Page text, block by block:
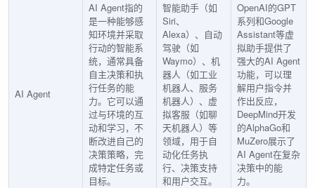
AI Agent
AI Agent指的
是一种能够感
知环境并采取
行动的智能系
统，通常具备
自主决策和执
行任务的能
力。它可以通
过与环境的互
动和学习，不
断改进自己的
决策策略，完
成特定任务或
目标。
智能助手（如
Siri、
Alexa）、自动
驾驶（如
Waymo）、机
器人（如工业
机器人、服务
机器人）、虚
拟客服（如聊
天机器人）等
领域，用于自
动化任务执
行、决策支持
和用户交互。
OpenAI的GPT
系列和Google
Assistant等虚
拟助手提供了
强大的AI Agent
功能，可以理
解用户指令并
作出反应，
DeepMind开发
的AlphaGo和
MuZero展示了
AI Agent在复杂
决策中的能
力。